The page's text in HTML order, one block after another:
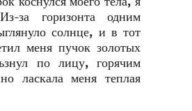
за горизонта одним
солнце, и в тот
меня пучок золотых
по лицу, горячим
ласкала меня теплая